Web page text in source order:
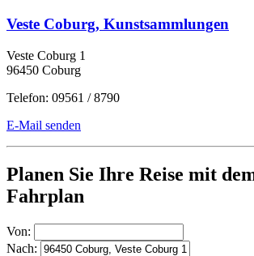
Veste Coburg, Kunstsammlungen
Veste Coburg 1
96450 Coburg
Telefon: 09561 / 8790
E-Mail senden
Planen Sie Ihre Reise mit
Fahrplan
Von:
Nach: